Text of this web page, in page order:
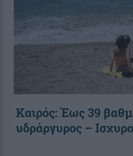
Καιρός: Έως 39
υδράργυρος –